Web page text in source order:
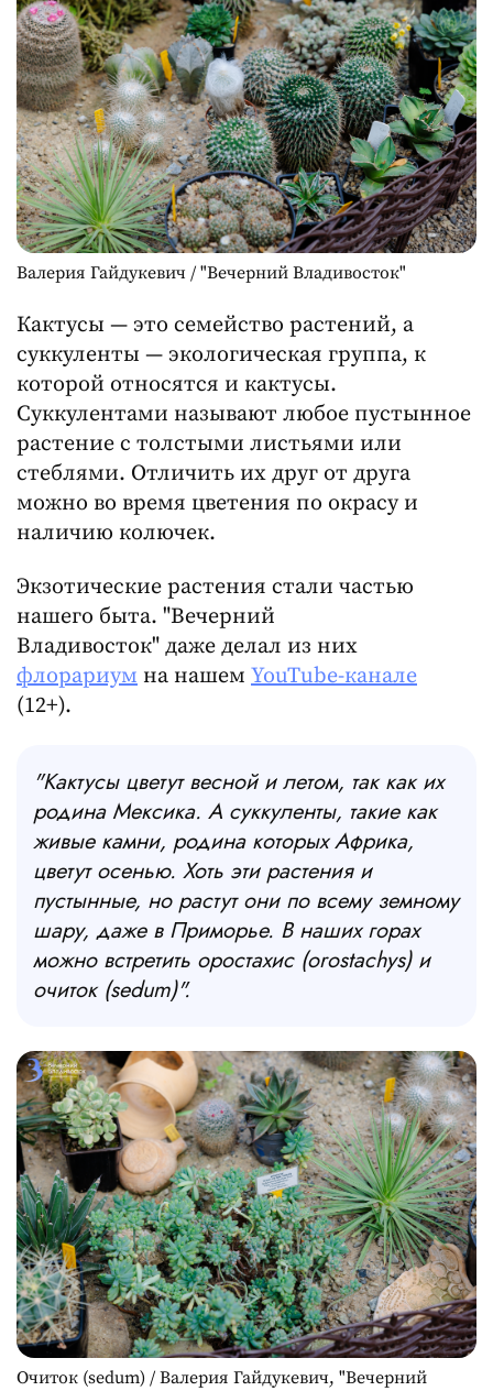
Валерия Гайдукевич / "Вечерний Владивосток"
Кактусы — это семейство растений, а
суккуленты — экологическая группа, к
которой относятся и кактусы.
Суккулентами называют любое пустынное
растение с толстыми листьями или
стеблями. Отличить их друг от друга
можно во время цветения по окрасу и
наличию колючек.
Экзотические растения стали частью
нашего быта. "Вечерний
Владивосток" даже делал из них
флорариум на нашем YouTube-канале
(12+).
"Кактусы цветут весной и летом, так как их
родина Мексика. А суккуленты, такие как
живые камни, родина которых Африка,
цветут осенью. Хоть эти растения и
пустынные, но растут они по всему земному
шару, даже в Приморье. В наших горах
можно встретить оростахис (orostachys) и
очиток (sedum)".
Очиток (sedum) / Валерия Гайдукевич, "Вечерний